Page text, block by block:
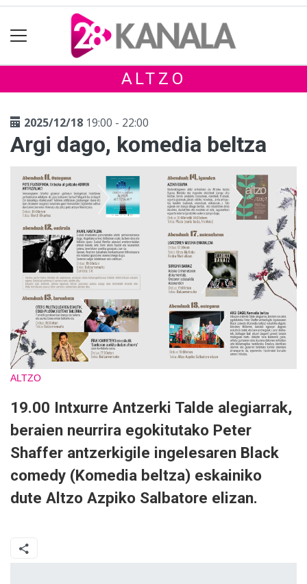
ALTZO
2025/12/18 19:00 - 22:00
Argi dago, komedia beltza
ALTZO
19.00 Intxurre Antzerki Talde alegiarrak,
beraien neurrira egokitutako Peter
Shaffer antzerkigile ingelesaren Black
comedy (Komedia beltza) eskainiko
dute Altzo Azpiko Salbatore elizan.